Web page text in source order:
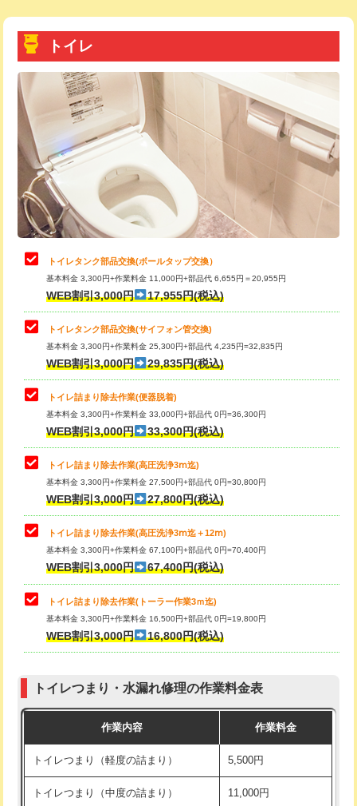
トイレ
トイレタンク部品交換(ボールタップ交換）
基本料金 3,300円+作業料金 11,000円+部品代 6,655円＝20,955円
WEB割引3,000円 17,955円(税込)
トイレタンク部品交換(サイフォン管交換)
基本料金 3,300円+作業料金 25,300円+部品代 4,235円=32,835円
WEB割引3,000円 29,835円(税込)
トイレ詰まり除去作業(便器脱着)
基本料金 3,300円+作業料金 33,000円+部品代 0円=36,300円
WEB割引3,000円 33,300円(税込)
トイレ詰まり除去作業(高圧洗浄3ⅿ迄)
基本料金 3,300円+作業料金 27,500円+部品代 0円=30,800円
WEB割引3,000円 27,800円(税込)
トイレ詰まり除去作業(高圧洗浄3ⅿ迄＋12ⅿ)
基本料金 3,300円+作業料金 67,100円+部品代 0円=70,400円
WEB割引3,000円 67,400円(税込)
トイレ詰まり除去作業(トーラー作業3ｍ迄)
基本料金 3,300円+作業料金 16,500円+部品代 0円=19,800円
WEB割引3,000円 16,800円(税込)
トイレつまり・水漏れ修理の作業料金表
作業内容 作業料金
トイレつまり（軽度の詰まり） 5,500円
トイレつまり（中度の詰まり） 11,000円